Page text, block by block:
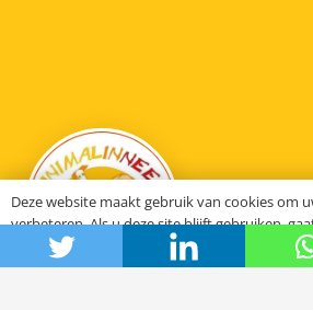
Deze website maakt gebruik van cookies om
verbeteren. Als u deze site blijft gebruiken,
akkoord.